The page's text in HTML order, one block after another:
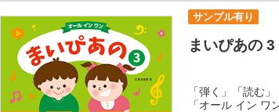
サンプル有り
まいぴあの 3
「弾く」「読む
「オール イン ワ